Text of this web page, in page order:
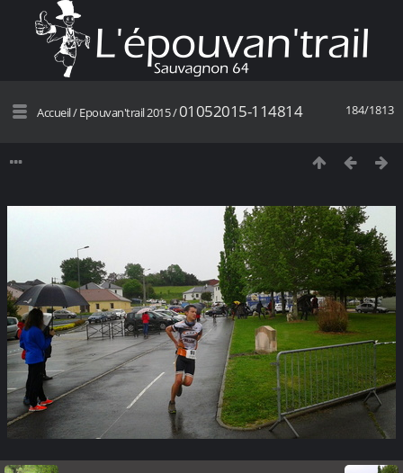
184/1813
Accueil/Epouvan'trail 2015/01052015-114814